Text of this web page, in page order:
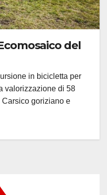
del
in bicicletta per
valorizzazione di 58
Carsico goriziano e